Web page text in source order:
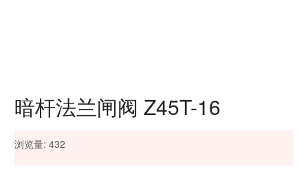
暗杆法兰闸阀 Z45T-16
浏览量: 432